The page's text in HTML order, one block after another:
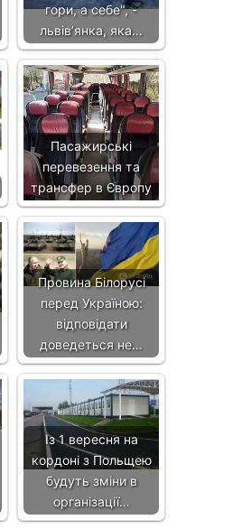
гори, а себе", -
львів’янка, яка…
Пасажирські
перевезення та
трансфер в Європу
Провина Білорусі
перед Україною:
відповідати
доведеться не…
Із 1 вересня на
кордоні з Польщею
будуть зміни в
організації…